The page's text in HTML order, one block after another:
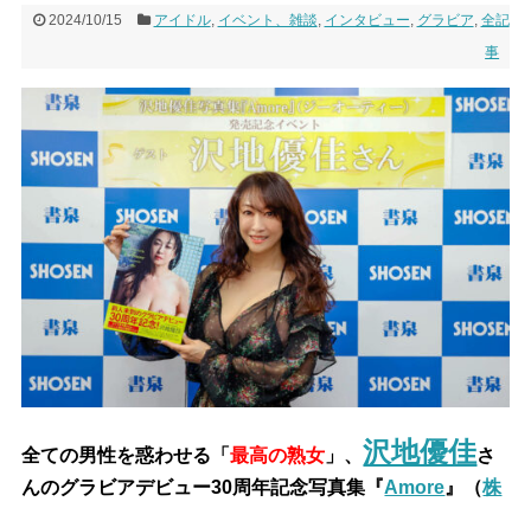
2024/10/15 アイドル, イベント、雑談, インタビュー, グラビア, 全記
事
全ての男性を惑わせる「最高の熟女 」、 沢地優佳さ
んのグラビアデビュー30周年記念写真集『Amore 』（株